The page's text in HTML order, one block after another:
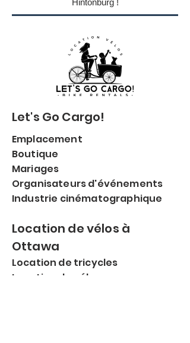
Hintonburg !
Let's Go Cargo!
Emplacement
Boutique
Mariages
​Organisateurs d'événements
​Industrie cinématographique
Location de vélos à
Ottawa
Location de tricycles
Location de vélos cargo